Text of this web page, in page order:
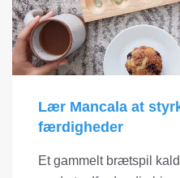
Lær Mancala at
færdigheder
Et gammelt brætspil